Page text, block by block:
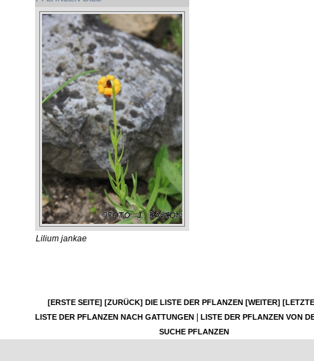
Lilium jankae
[ERSTE SEITE] [ZURÜCK] DIE LISTE DER PFLANZEN [WEITER]
LISTE DER PFLANZEN NACH GATTUNGEN
LISTE DER PFLANZEN VON
SUCHE PFLANZEN